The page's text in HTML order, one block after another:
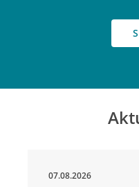
07.08.2026